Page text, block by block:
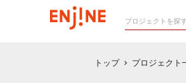
トップ chevron_right プロジェクト